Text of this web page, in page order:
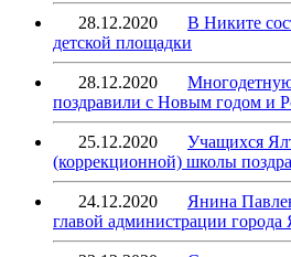
28.12.2020
В Никите
детской площадки
28.12.2020
поздравили с Новым годом и
25.12.2020
Учащихся
(коррекционной) школы
24.12.2020
Янина
главой администрации города